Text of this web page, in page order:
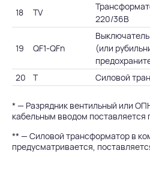
18
TV
220/36В
19 QF1-QFn
(или
20 T Силовой
* — Разрядник вентильный или
кабельным вводом поставляется
** — Силовой трансформатор в
предусматривается,